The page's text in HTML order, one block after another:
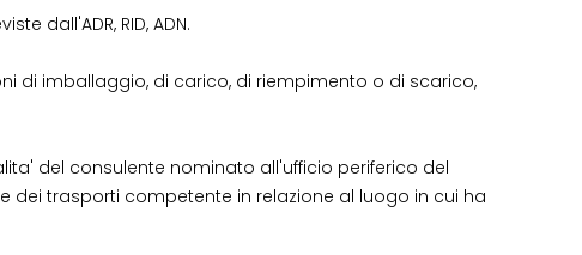
dall'ADR, RID, ADN.
di imballaggio, di carico, di riempimento o di scarico,
del consulente nominato all'ufficio periferico del
dei trasporti competente in relazione al luogo in cui ha